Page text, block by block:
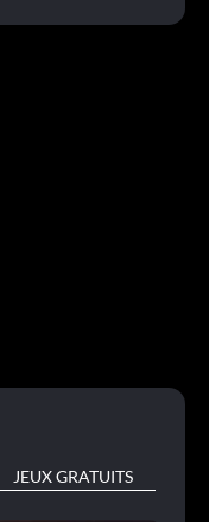
JEUX GRATUITS